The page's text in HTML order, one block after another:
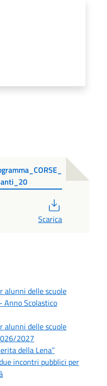
Scarica
alunni delle scuole
Anno Scolastico
alunni delle scuole
2027
della Lena”
incontri pubblici per